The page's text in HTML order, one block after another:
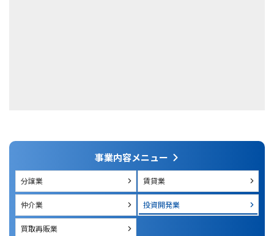
事業内容メニュー
分譲業 賃貸業
仲介業 投資開発業
買取再販業